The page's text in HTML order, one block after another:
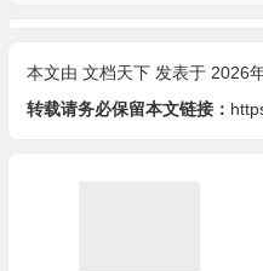
本文由 文档天下发表于 2026
转载请务必保留本文链接：